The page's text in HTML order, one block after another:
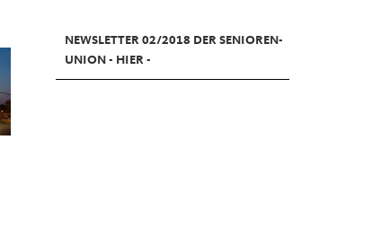
NEWSLETTER 02/2018 DER SENIOREN-
UNION - HIER -